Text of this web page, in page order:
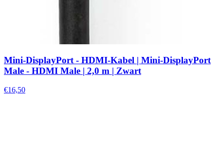
Mini-DisplayPort - HDMI-Kabel | Mini-DisplayPort
Male - HDMI Male | 2,0 m | Zwart
€16,50